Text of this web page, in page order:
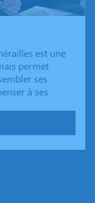
est une
permet
ses
à ses